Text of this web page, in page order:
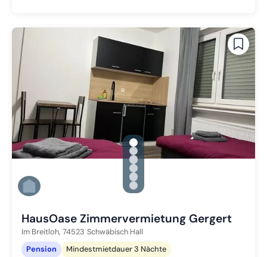
gallery.slide_selector
Zu Slide 1 wechseln
Zu Slide 2 wechseln
Zu Slide 3 wechseln
Zu Slide 4 wechseln
Zu Slide 5 wechseln
Zu Slide 6 wechseln
HausOase Zimmervermietung Gergert
Im Breitloh, 74523 Schwäbisch Hall
Pension
Mindestmietdauer 3 Nächte